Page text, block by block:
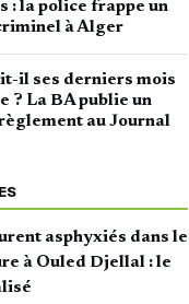
: la police frappe un
à Alger
il ses derniers mois
? La BA publie un
au Journal
asphyxiés dans le
à Ouled Djellal : le